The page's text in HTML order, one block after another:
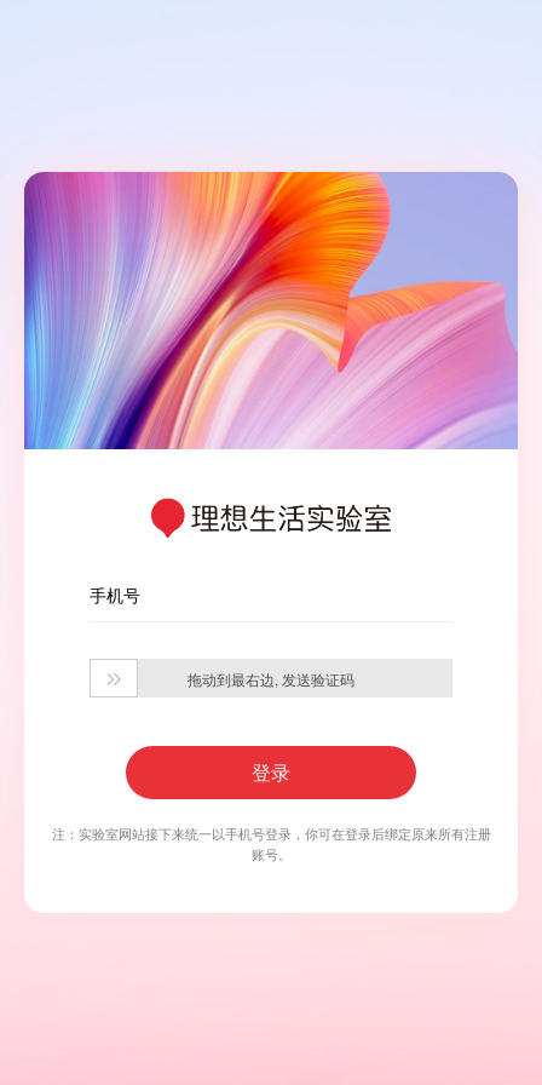
手机号
 拖动到最右边, 发送验证码
登录
注：实验室网站接下来统一以手机号登录，你可在登录后绑定原来所有注册
账号。